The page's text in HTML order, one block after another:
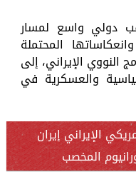
دولي واسع لمسار
المحتملة
النووي الإيراني، إلى
والعسكرية في
الإيراني إيران
المخصب